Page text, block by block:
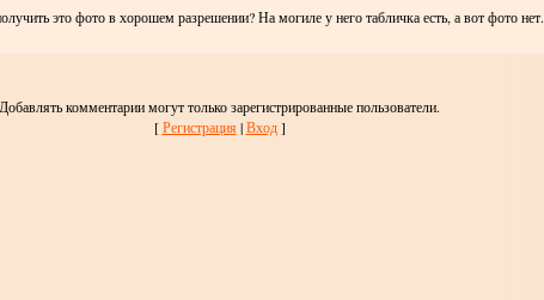
это фото в хорошем разрешении? На могиле у него табличка есть, а вот фото нет.
Добавлять комментарии могут только зарегистрированные пользователи.
[Регистрация |Вход]